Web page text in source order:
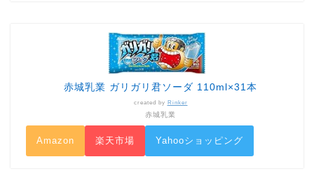
赤城乳業 ガリガリ君ソーダ 110ml×31本
created by Rinker
赤城乳業
Amazon 楽天市場 Yahooショッピング